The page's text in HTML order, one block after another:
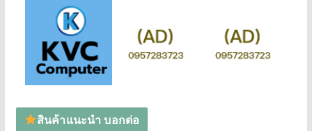
สินค้าแนะนำ บอกต่อ